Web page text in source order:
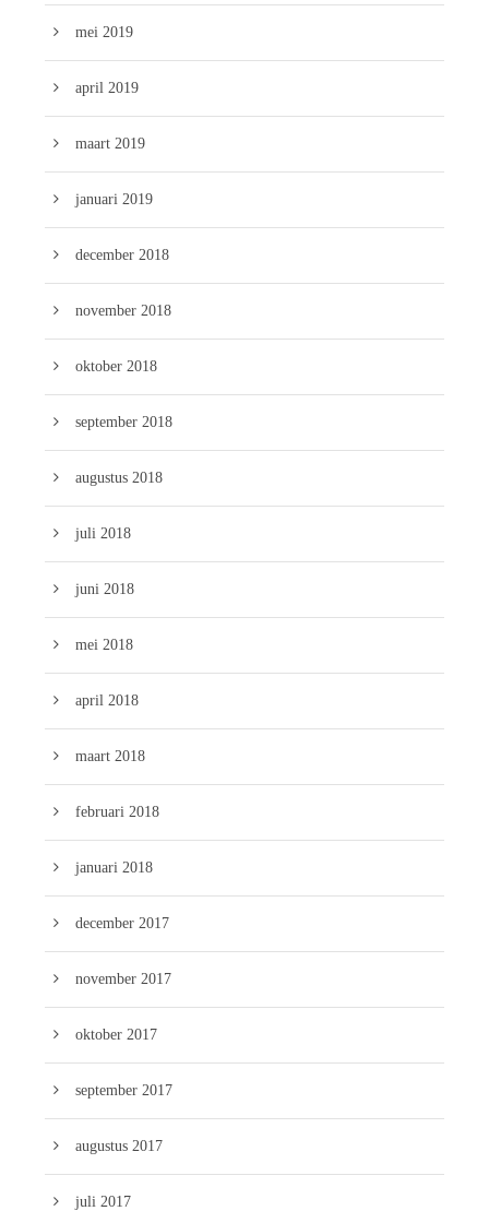
mei 2019
april 2019
maart 2019
januari 2019
december 2018
november 2018
oktober 2018
september 2018
augustus 2018
juli 2018
juni 2018
mei 2018
april 2018
maart 2018
februari 2018
januari 2018
december 2017
november 2017
oktober 2017
september 2017
augustus 2017
juli 2017